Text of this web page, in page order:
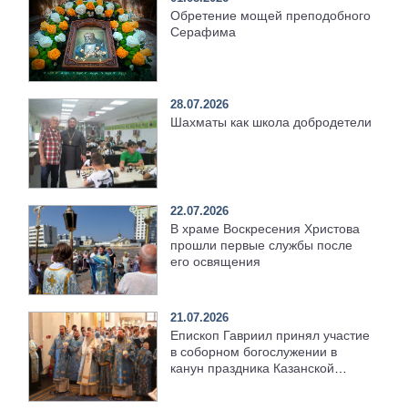
Обретение мощей преподобного
Серафима
28.07.2026
Шахматы как школа добродетели
22.07.2026
В храме Воскресения Христова
прошли первые службы после
его освящения
21.07.2026
Епископ Гавриил принял участие
в соборном богослужении в
канун праздника Казанской